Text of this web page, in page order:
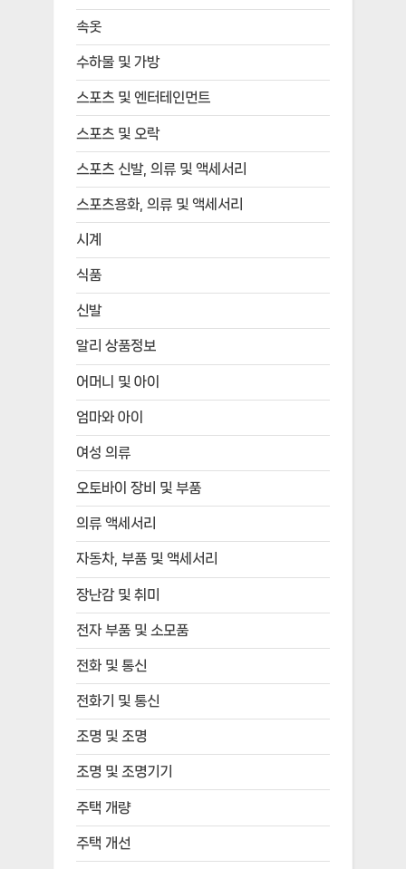
속옷
수하물 및 가방
스포츠 및 엔터테인먼트
스포츠 및 오락
스포츠 신발, 의류 및 액세서리
스포츠용화, 의류 및 액세서리
시계
식품
신발
알리 상품정보
어머니 및 아이
엄마와 아이
여성 의류
오토바이 장비 및 부품
의류 액세서리
자동차, 부품 및 액세서리
장난감 및 취미
전자 부품 및 소모품
전화 및 통신
전화기 및 통신
조명 및 조명
조명 및 조명기기
주택 개량
주택 개선